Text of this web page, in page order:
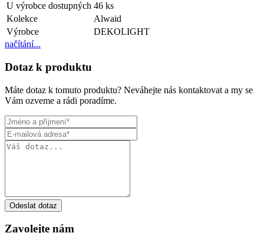
U výrobce dostupných 46 ks
Kolekce
Alwaid
Výrobce
DEKOLIGHT
načítání...
Dotaz k produktu
Máte dotaz k tomuto produktu? Neváhejte nás kontaktovat a my se
Vám ozveme a rádi poradíme.
Odeslat dotaz
Zavolejte nám